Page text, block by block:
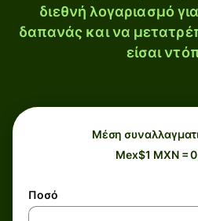
διεθνή λογαριασμό
δαπανάς και να
είσαι
Μέση
Mex$1 MXN =
Ποσό